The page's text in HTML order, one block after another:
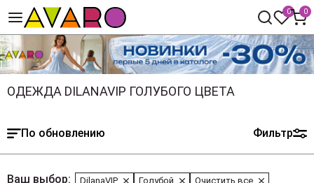
0 0
ОДЕЖДА DILANAVIP ГОЛУБОГО ЦВЕТА
По обновлению Фильтр
Ваш выбор: DilanaVIP Голубой Очистить все